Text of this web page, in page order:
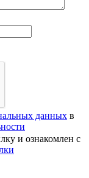
данных в
и ознакомлен с